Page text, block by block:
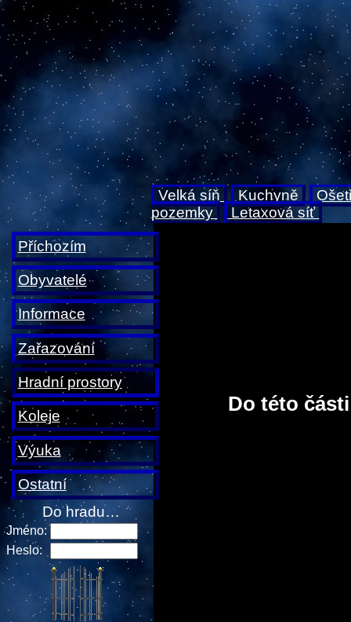
Do této
Velká síň Kuchyně
pozemky
Letaxová síť
Příchozím
Obyvatelé
Informace
Zařazování
Hradní prostory
Koleje
Výuka
Ostatní
Do hradu…
Jméno:
Heslo: